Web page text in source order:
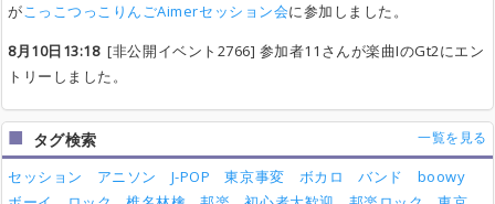
がこっこつっこりんごAimerセッション会に参加しました。
8月10日13:18[非公開イベント2766] 参加者11さんが楽曲IのGt2にエン
トリーしました。
タグ検索 一覧を見る
セッション アニソン J-POP 東京事変 ボカロ バンド
boowy